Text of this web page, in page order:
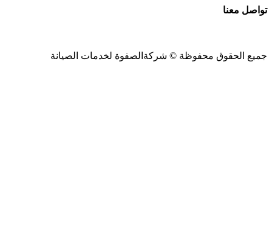
تواصل معنا
جميع الحقوق محفوظة © شركةالصفوة لخدمات الصيانة